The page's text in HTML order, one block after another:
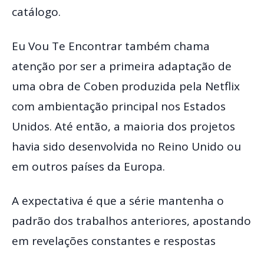
catálogo.
Eu Vou Te Encontrar também chama
atenção por ser a primeira adaptação de
uma obra de Coben produzida pela Netflix
com ambientação principal nos Estados
Unidos. Até então, a maioria dos projetos
havia sido desenvolvida no Reino Unido ou
em outros países da Europa.
A expectativa é que a série mantenha o
padrão dos trabalhos anteriores, apostando
em revelações constantes e respostas